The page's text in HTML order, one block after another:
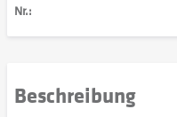
Nr.:
Beschreibung